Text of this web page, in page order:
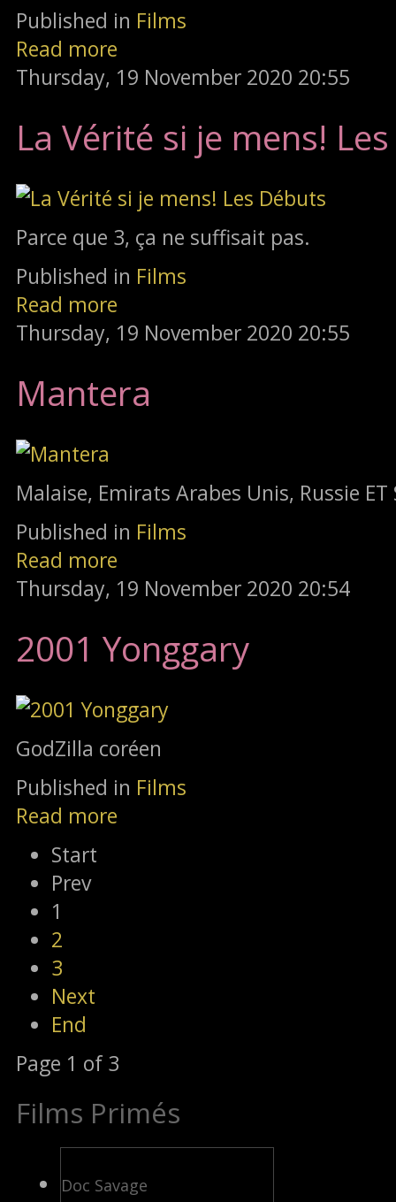
Published in Films
Read more
Thursday, 19 November 2020 20:55
La Vérité si je mens!
Parce que 3, ça ne suffisait pas.
Published in Films
Read more
Thursday, 19 November 2020 20:55
Mantera
Malaise, Emirats Arabes Unis, Russie ET
Published in Films
Read more
Thursday, 19 November 2020 20:54
2001 Yonggary
GodZilla coréen
Published in Films
Read more
Start
Prev
1
2
3
Next
End
Page 1 of 3
Films Primés
Doc Savage